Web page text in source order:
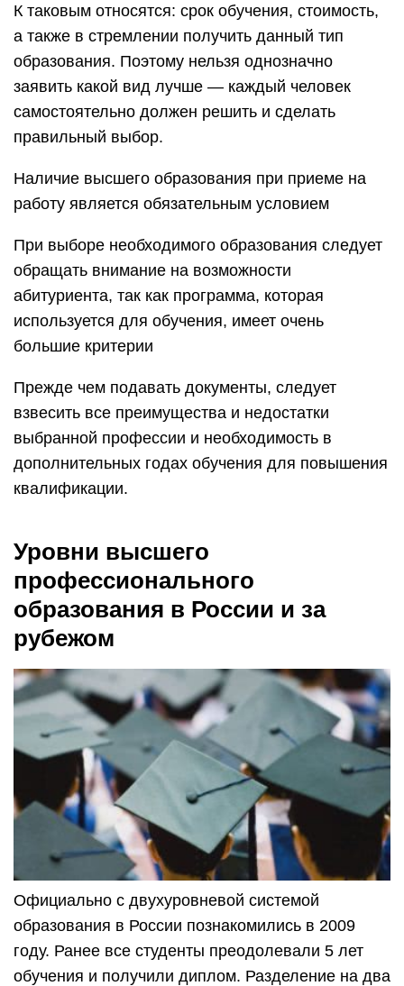
К таковым относятся: срок обучения, стоимость,
а также в стремлении получить данный тип
образования. Поэтому нельзя однозначно
заявить какой вид лучше — каждый человек
самостоятельно должен решить и сделать
правильный выбор.
Наличие высшего образования при приеме на
работу является обязательным условием
При выборе необходимого образования следует
обращать внимание на возможности
абитуриента, так как программа, которая
используется для обучения, имеет очень
большие критерии
Прежде чем подавать документы, следует
взвесить все преимущества и недостатки
выбранной профессии и необходимость в
дополнительных годах обучения для повышения
квалификации.
Уровни высшего
профессионального
образования в России и за
рубежом
Официально с двухуровневой системой
образования в России познакомились в 2009
году. Ранее все студенты преодолевали 5 лет
обучения и получили диплом. Разделение на два